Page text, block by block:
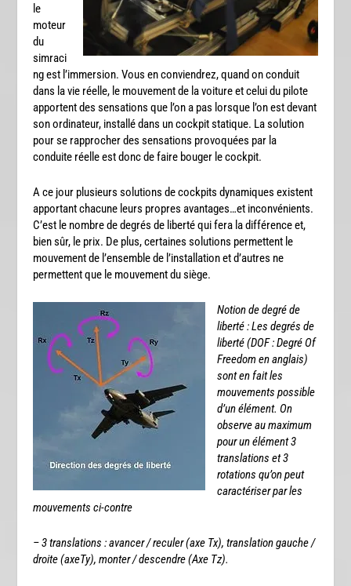
le
moteur
du
simraci
ng est l’immersion. Vous en conviendrez, quand on conduit
dans la vie réelle, le mouvement de la voiture et celui du pilote
apportent des sensations que l’on a pas lorsque l’on est devant
son ordinateur, installé dans un cockpit statique. La solution
pour se rapprocher des sensations provoquées par la
conduite réelle est donc de faire bouger le cockpit.
A ce jour plusieurs solutions de cockpits dynamiques existent
apportant chacune leurs propres avantages…et inconvénients.
C’est le nombre de degrés de liberté qui fera la différence et,
bien sûr, le prix. De plus, certaines solutions permettent le
mouvement de l’ensemble de l’installation et d’autres ne
permettent que le mouvement du siège.
Notion de degré de
liberté : Les degrés de
liberté (DOF : Degré Of
Freedom en anglais)
sont en fait les
mouvements possible
d’un élément. On
observe au maximum
pour un élément 3
translations et 3
rotations qu’on peut
caractériser par les
mouvements ci-contre
– 3 translations : avancer / reculer (axe Tx), translation gauche /
droite (axeTy), monter / descendre (Axe Tz).